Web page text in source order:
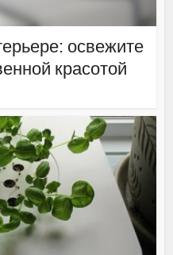
освежите
красотой